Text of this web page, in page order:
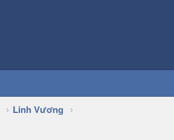
Linh Vương